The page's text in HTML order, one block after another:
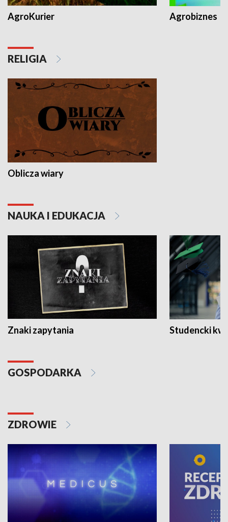
AgroKurier Agrobiznes
RELIGIA
Oblicza wiary
NAUKA I EDUKACJA
Znaki zapytania Studencki
GOSPODARKA
ZDROWIE